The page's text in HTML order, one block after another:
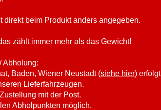
beim Produkt anders angegeben.
zählt immer mehr als das Gewicht!
Abholung:
Baden, Wiener Neustadt (siehe hier) erfolgt
Lieferfahrzeugen.
mit der Post.
Abholpunkten möglich.